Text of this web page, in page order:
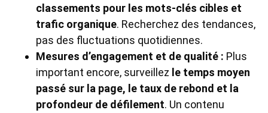
classements pour les mots-clés cibles et
trafic organique. Recherchez des tendances,
pas des fluctuations quotidiennes.
Mesures d’engagement et de qualité : Plus
important encore, surveillez le temps moyen
passé sur la page, le taux de rebond et la
profondeur de défilement. Un contenu